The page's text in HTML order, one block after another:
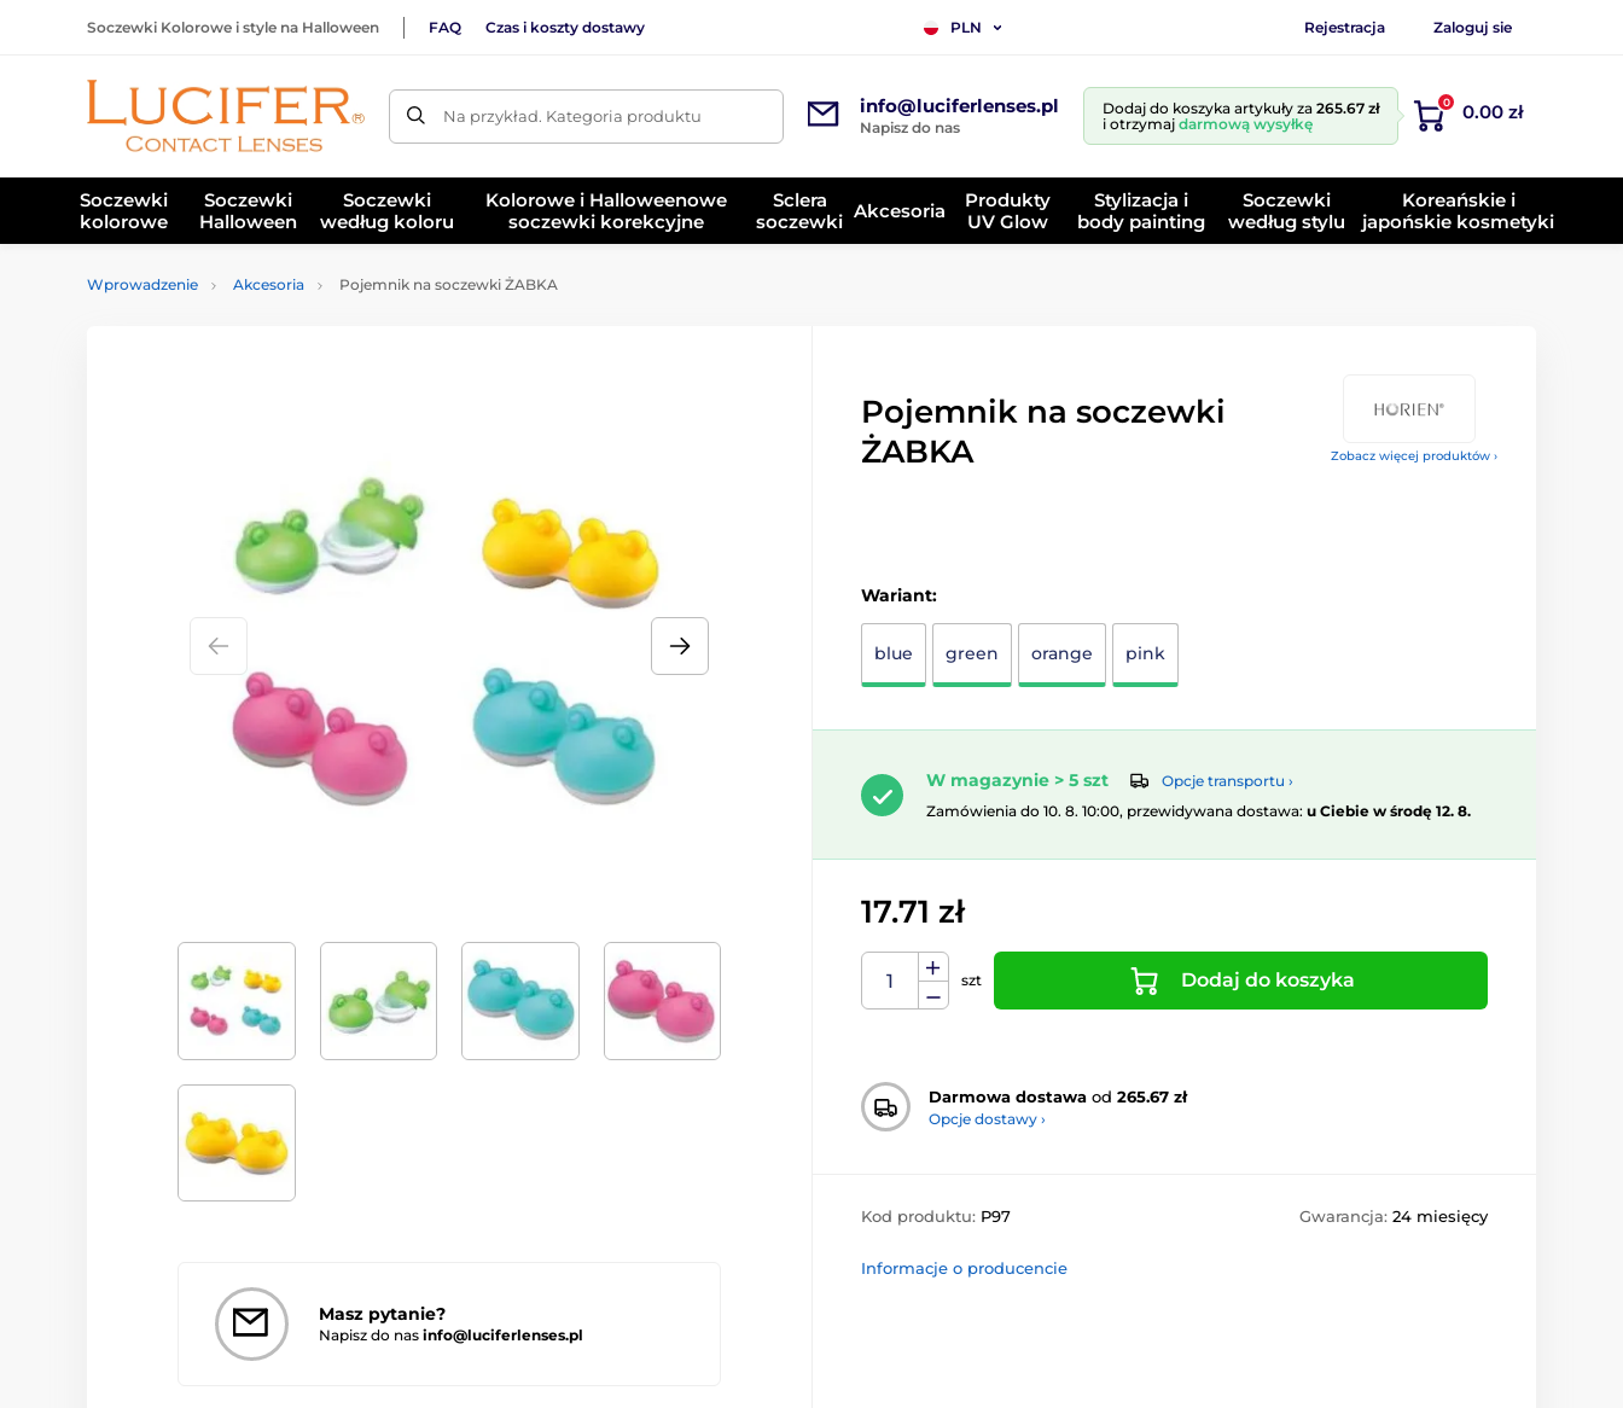
Soczewki Kolorowe i style na Halloween FAQ Czas i koszty dostawy PLN Rejestracja Zaloguj sie
Na przykład. Kategoria produktu info@luciferlenses.pl
Napisz do nas
Dodaj do koszyka artykuły za 265.67 zł
i otrzymaj darmową wysyłkę
0 0.00 zł
Soczewki
kolorowe
Soczewki
Halloween
Soczewki
według koloru
Kolorowe i Halloweenowe
soczewki korekcyjne
Sclera
soczewki Akcesoria
Produkty
UV Glow
Stylizacja i
body painting
Soczewki
według stylu
Koreańskie i
japońskie kosmetyki
Wprowadzenie Akcesoria Pojemnik na soczewki ŻABKA
Zobacz więcej produktów ›
Masz pytanie?
Napisz do nas info@luciferlenses.pl
Pojemnik na soczewki
ŻABKA
Wariant:
blue green orange pink
W magazynie > 5 szt
Opcje transportu ›
Zamówienia do 10. 8. 10:00, przewidywana dostawa: u Ciebie w środę 12. 8.
17.71 zł
szt Dodaj do koszyka
Darmowa dostawa od 265.67 zł
Opcje dostawy ›
Kod produktu: P97 Gwarancja: 24 miesięcy
Informacje o producencie